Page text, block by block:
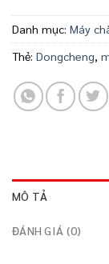
Danh mục: Máy
Thẻ: Dongcheng,
MÔ TẢ
ĐÁNH GIÁ (0)